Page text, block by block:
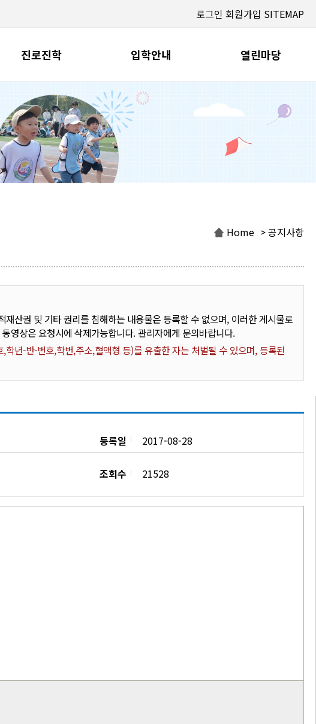
로그인 회원가입 SITEMAP
진로진학 입학안내 열린마당
Home > 공지사항
산권 및 기타 권리를 침해하는 내용물은 등록할 수 없으며, 이러한 게시물로
영상은 요청시에 삭제가능합니다. 관리자에게 문의바랍니다.
년-반-번호,학번,주소,혈액형 등)를 유출한 자는 처벌될 수 있으며, 등록된
등록일 2017-08-28
조회수 21528